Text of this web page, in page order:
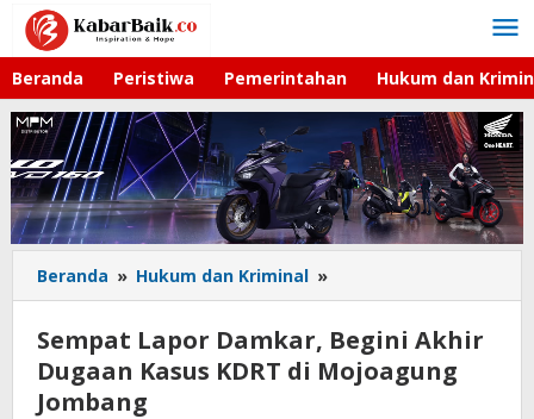
Lewati
konten
Beranda Peristiwa Pemerintahan Hukum dan
Beranda » Hukum dan Kriminal »
Lapor
Damkar,
Begini
Akhir
Sempat Lapor Damkar, Begini Akhir
Dugaan Kasus KDRT di Mojoagung
Jombang